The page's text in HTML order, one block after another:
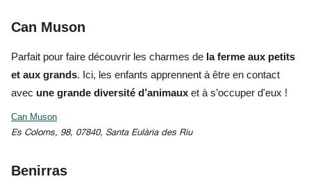
Can Muson
Parfait pour faire découvrir les charmes de la ferme aux petits
et aux grands. Ici, les enfants apprennent à être en contact
avec une grande diversité d’animaux et à s’occuper d'eux !
Can Muson
Es Coloms, 98, 07840, Santa Eulària des Riu
Benirras